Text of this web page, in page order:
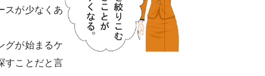
スが少なくあ
グが始まるケ
すことだと言